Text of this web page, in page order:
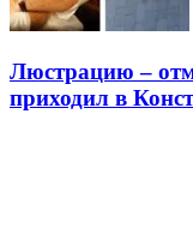
Люстрацию –
приходил в